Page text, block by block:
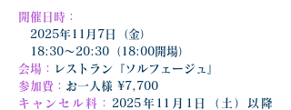
開催日時：
2025年11月7日（金）
18:30〜20:30（18:00開場）
会場： レストラン『ソルフェージュ』
参加費： お一人様 ¥7,700
キャンセル料： 2025年11月1日（土）以降